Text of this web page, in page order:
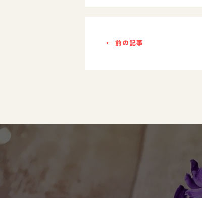
社内行事
← 前の記事